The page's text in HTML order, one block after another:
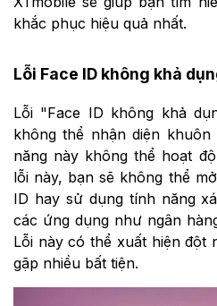
khắc phục hiệu quả nhất.
Lỗi Face ID không khả
Lỗi "Face ID không khả
không thể nhận diện
năng này không thể hoạt
lỗi này, bạn sẽ không thể
ID hay sử dụng tính năng
các ứng dụng như ngân
Lỗi này có thể xuất hiện đột
gặp nhiều bất tiện.